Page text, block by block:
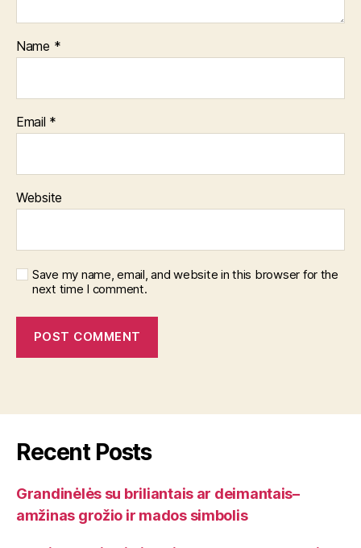
Name *
Email *
Website
Save my name, email, and website in this browser for the
next time I comment.
Recent Posts
Grandinėlės su briliantais ar deimantais–
amžinas grožio ir mados simbolis